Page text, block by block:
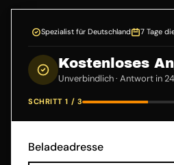
Spezialist für Deutschland 7 Tage
Kostenloses
Unverbindlich · Antwort in
SCHRITT 1 / 3
Beladeadresse